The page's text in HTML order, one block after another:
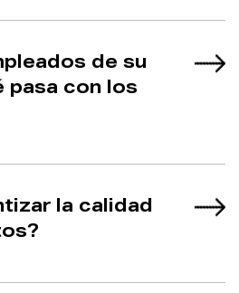
de su
pasa con los
la calidad